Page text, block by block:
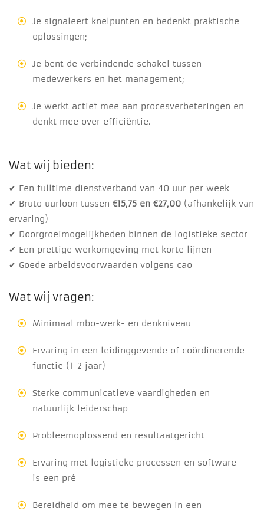
Je signaleert knelpunten en bedenkt praktische
oplossingen;
Je bent de verbindende schakel tussen
medewerkers en het management;
Je werkt actief mee aan procesverbeteringen en
denkt mee over efficiëntie.
Wat wij bieden:
✔ Een fulltime dienstverband van 40 uur per week
✔ Bruto uurloon tussen €15,75 en €27,00 (afhankelijk van
ervaring)
✔ Doorgroeimogelijkheden binnen de logistieke sector
✔ Een prettige werkomgeving met korte lijnen
✔ Goede arbeidsvoorwaarden volgens cao
Wat wij vragen:
Minimaal mbo-werk- en denkniveau
Ervaring in een leidinggevende of coördinerende
functie (1-2 jaar)
Sterke communicatieve vaardigheden en
natuurlijk leiderschap
Probleemoplossend en resultaatgericht
Ervaring met logistieke processen en software
is een pré
Bereidheid om mee te bewegen in een